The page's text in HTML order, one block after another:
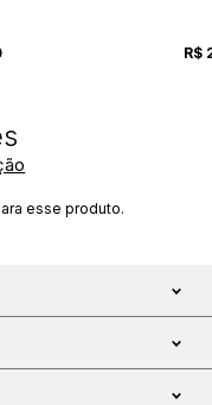
R$
esse produto.